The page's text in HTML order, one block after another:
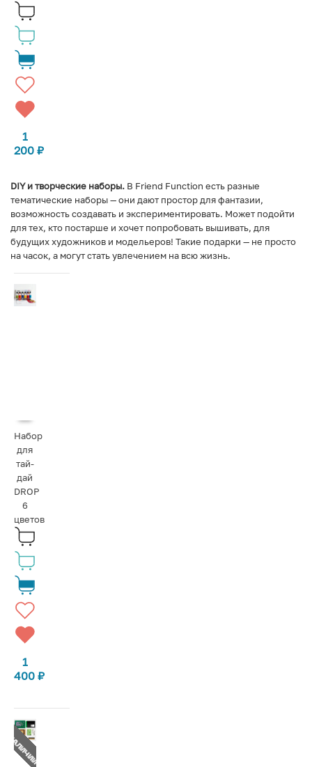
1
200 ₽
DIY и творческие наборы. В Friend Function есть разные
тематические наборы — они дают простор для фантазии,
возможность создавать и экспериментировать. Может подойти
для тех, кто постарше и хочет попробовать вышивать, для
будущих художников и модельеров! Такие подарки — не просто
на часок, а могут стать увлечением на всю жизнь.
Набор
для
тай-
дай
DROP
6
цветов
1
400 ₽